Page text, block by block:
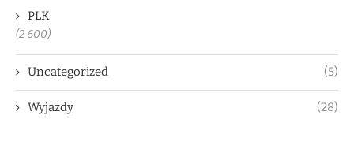
PLK
(2 600)
Uncategorized (5)
Wyjazdy (28)